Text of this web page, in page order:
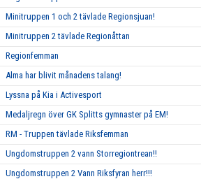
Minitruppen 1 och 2 tävlade Regionsjuan!
Minitruppen 2 tävlade Regionåttan
Regionfemman
Alma har blivit månadens talang!
Lyssna på Kia i Activesport
Medaljregn över GK Splitts gymnaster på EM!
RM - Truppen tävlade Riksfemman
Ungdomstruppen 2 vann Storregiontrean!!
Ungdomstruppen 2 Vann Riksfyran herr!!!